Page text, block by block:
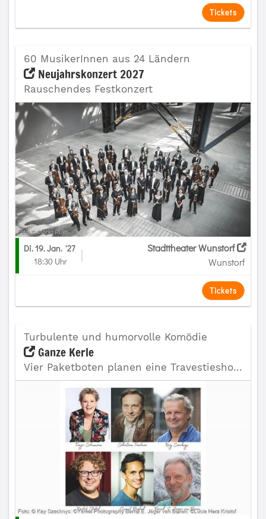
Tickets
60 MusikerInnen aus 24 Ländern
Neujahrskonzert 2027
Rauschendes Festkonzert
Di. 19. Jan. '27
18:30 Uhr
Stadttheater Wunstorf
Wunstorf
Tickets
Turbulente und humorvolle Komödie
Ganze Kerle
Vier Paketboten planen eine Travestieshow